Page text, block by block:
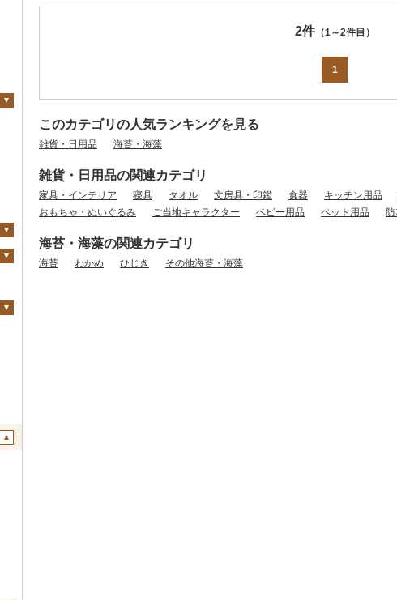
2件（1～2件目）
1
このカテゴリの人気ランキングを見る
雑貨・日用品 海苔・海藻
雑貨・日用品の関連カテゴリ
家具・インテリア 寝具 タオル 文房具・印鑑 食器 キッチン用品
おもちゃ・ぬいぐるみ
ご当地キャラクター ベビー用品 ペット用品
海苔・海藻の関連カテゴリ
海苔 わかめ ひじき その他海苔・海藻